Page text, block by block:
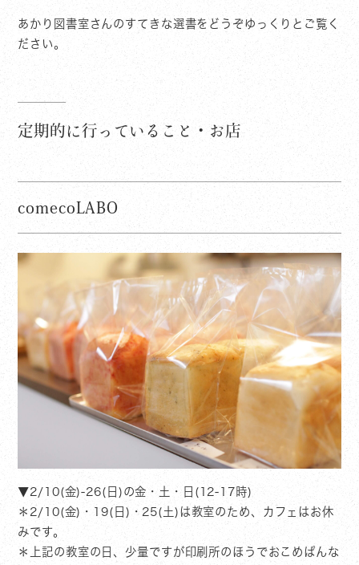
あかり図書室さんのすてきな選書をどうぞゆっくりとご覧く
ださい。
定期的に行っていること・お店
comecoLABO
▼2/10(金)-26(日)の金・土・日(12-17時)
＊2/10(金)・19(日)・25(土)は教室のため、カフェはお休
みです。
＊上記の教室の日、少量ですが印刷所のほうでおこめぱんな